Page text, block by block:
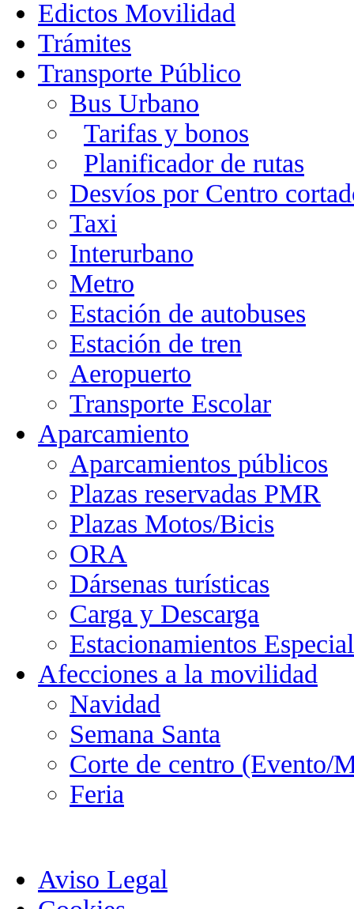
Edictos Movilidad
Trámites
Transporte Público
Bus Urbano
Tarifas y bonos
Planificador de rutas
Desvíos por Centro
Taxi
Interurbano
Metro
Estación de autobuses
Estación de tren
Aeropuerto
Transporte Escolar
Aparcamiento
Aparcamientos públicos
Plazas reservadas PMR
Plazas Motos/Bicis
ORA
Dársenas turísticas
Carga y Descarga
Estacionamientos
Afecciones a la movilidad
Navidad
Semana Santa
Corte de centro (Evento/
Feria
Aviso Legal